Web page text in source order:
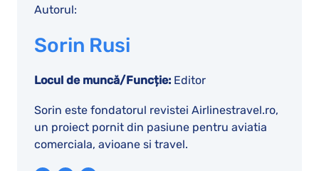
Autorul:
Sorin Rusi
Locul de muncă/Funcție: Editor
Sorin este fondatorul revistei Airlinestravel.ro,
un proiect pornit din pasiune pentru aviatia
comerciala, avioane si travel.